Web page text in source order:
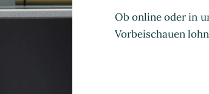
Ob online oder in
Vorbeischauen